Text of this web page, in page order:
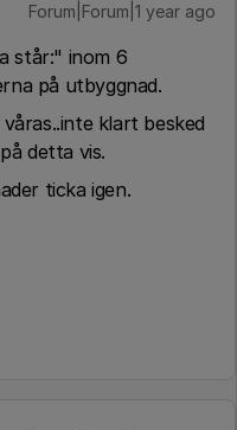
Forum|Forum|1 year ago
står:" inom 6
på utbyggnad.
klart besked
detta vis.
ticka igen.